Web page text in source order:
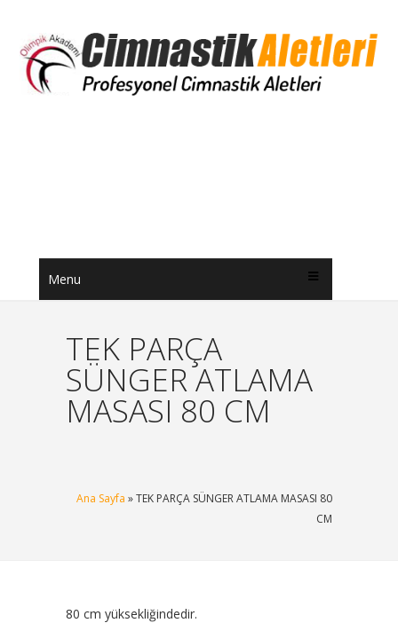
Menu
TEK PARÇA
SÜNGER ATLAMA
MASASI 80 CM
Ana Sayfa » TEK PARÇA SÜNGER ATLAMA MASASI 80
CM
80 cm yüksekliğindedir.